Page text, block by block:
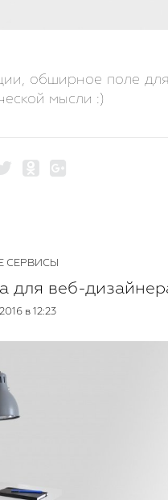
обширное поле
мысли :)
СЕРВИСЫ
для веб-
в 12:23